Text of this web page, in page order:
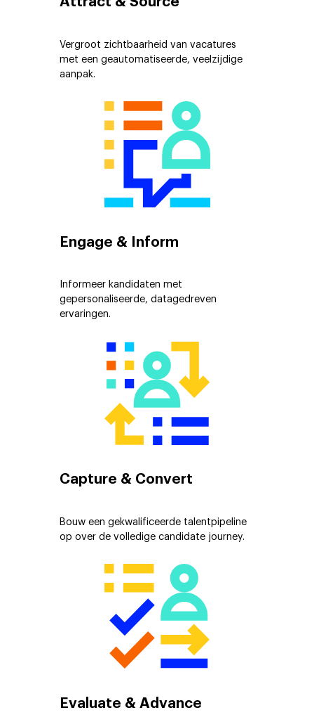
Vergroot zichtbaarheid van vacatures
met een geautomatiseerde, veelzijdige
aanpak.
Engage & Inform
Informeer kandidaten met
gepersonaliseerde, datagedreven
ervaringen.
Capture & Convert
Bouw een gekwalificeerde talentpipeline
op over de volledige candidate journey.
Evaluate & Advance